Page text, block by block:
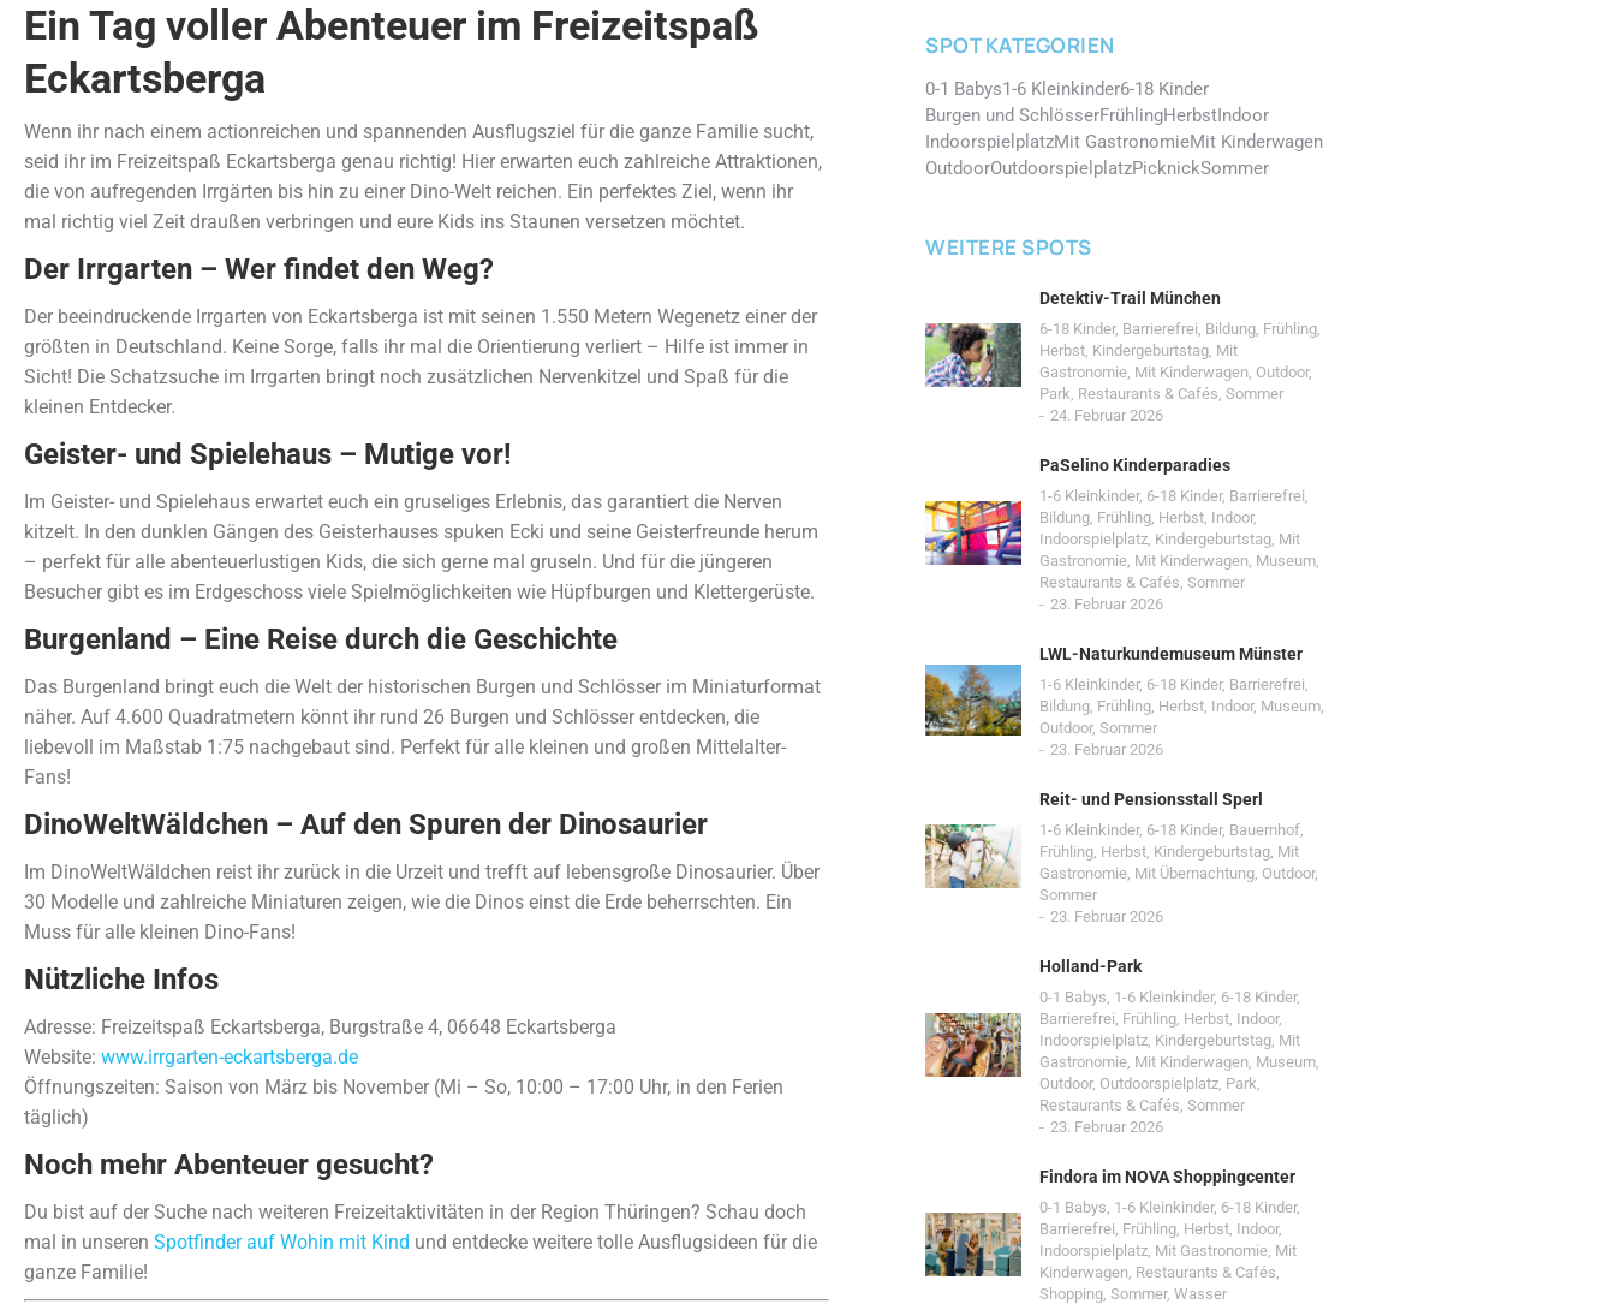
Ein Tag voller Abenteuer im Freizeitspaß
Eckartsberga
Wenn ihr nach einem actionreichen und spannenden Ausflugsziel für die ganze Familie sucht,
seid ihr im Freizeitspaß Eckartsberga genau richtig! Hier erwarten euch zahlreiche Attraktionen,
die von aufregenden Irrgärten bis hin zu einer Dino-Welt reichen. Ein perfektes Ziel, wenn ihr
mal richtig viel Zeit draußen verbringen und eure Kids ins Staunen versetzen möchtet.
Der Irrgarten – Wer findet den Weg?
Der beeindruckende Irrgarten von Eckartsberga ist mit seinen 1.550 Metern Wegenetz einer der
größten in Deutschland. Keine Sorge, falls ihr mal die Orientierung verliert – Hilfe ist immer in
Sicht! Die Schatzsuche im Irrgarten bringt noch zusätzlichen Nervenkitzel und Spaß für die
kleinen Entdecker.
Geister- und Spielehaus – Mutige vor!
Im Geister- und Spielehaus erwartet euch ein gruseliges Erlebnis, das garantiert die Nerven
kitzelt. In den dunklen Gängen des Geisterhauses spuken Ecki und seine Geisterfreunde herum
– perfekt für alle abenteuerlustigen Kids, die sich gerne mal gruseln. Und für die jüngeren
Besucher gibt es im Erdgeschoss viele Spielmöglichkeiten wie Hüpfburgen und Klettergerüste.
Burgenland – Eine Reise durch die Geschichte
Das Burgenland bringt euch die Welt der historischen Burgen und Schlösser im Miniaturformat
näher. Auf 4.600 Quadratmetern könnt ihr rund 26 Burgen und Schlösser entdecken, die
liebevoll im Maßstab 1:75 nachgebaut sind. Perfekt für alle kleinen und großen Mittelalter-
Fans!
DinoWeltWäldchen – Auf den Spuren der Dinosaurier
Im DinoWeltWäldchen reist ihr zurück in die Urzeit und trefft auf lebensgroße Dinosaurier. Über
30 Modelle und zahlreiche Miniaturen zeigen, wie die Dinos einst die Erde beherrschten. Ein
Muss für alle kleinen Dino-Fans!
Nützliche Infos
Adresse: Freizeitspaß Eckartsberga, Burgstraße 4, 06648 Eckartsberga
Website: www.irrgarten-eckartsberga.de
Öffnungszeiten: Saison von März bis November (Mi – So, 10:00 – 17:00 Uhr, in den Ferien
täglich)
Noch mehr Abenteuer gesucht?
Du bist auf der Suche nach weiteren Freizeitaktivitäten in der Region Thüringen? Schau doch
mal in unseren Spotfinder auf Wohin mit Kind und entdecke weitere tolle Ausflugsideen für die
ganze Familie!
SPOT KATEGORIEN
0-1 Babys1-6 Kleinkinder6-18 Kinder
Burgen und SchlösserFrühlingHerbstIndoor
IndoorspielplatzMit GastronomieMit Kinderwagen
OutdoorOutdoorspielplatzPicknickSommer
WEITERE SPOTS
Detektiv-Trail München
6-18 Kinder, Barrierefrei, Bildung, Frühling,
Herbst, Kindergeburtstag, Mit
Gastronomie, Mit Kinderwagen, Outdoor,
Park, Restaurants & Cafés, Sommer
24. Februar 2026
PaSelino Kinderparadies
1-6 Kleinkinder, 6-18 Kinder, Barrierefrei,
Bildung, Frühling, Herbst, Indoor,
Indoorspielplatz, Kindergeburtstag, Mit
Gastronomie, Mit Kinderwagen, Museum,
Restaurants & Cafés, Sommer
23. Februar 2026
LWL-Naturkundemuseum Münster
1-6 Kleinkinder, 6-18 Kinder, Barrierefrei,
Bildung, Frühling, Herbst, Indoor, Museum,
Outdoor, Sommer
23. Februar 2026
Reit- und Pensionsstall Sperl
1-6 Kleinkinder, 6-18 Kinder, Bauernhof,
Frühling, Herbst, Kindergeburtstag, Mit
Gastronomie, Mit Übernachtung, Outdoor,
Sommer
23. Februar 2026
Holland-Park
0-1 Babys, 1-6 Kleinkinder, 6-18 Kinder,
Barrierefrei, Frühling, Herbst, Indoor,
Indoorspielplatz, Kindergeburtstag, Mit
Gastronomie, Mit Kinderwagen, Museum,
Outdoor, Outdoorspielplatz, Park,
Restaurants & Cafés, Sommer
23. Februar 2026
Findora im NOVA Shoppingcenter
0-1 Babys, 1-6 Kleinkinder, 6-18 Kinder,
Barrierefrei, Frühling, Herbst, Indoor,
Indoorspielplatz, Mit Gastronomie, Mit
Kinderwagen, Restaurants & Cafés,
Shopping, Sommer, Wasser